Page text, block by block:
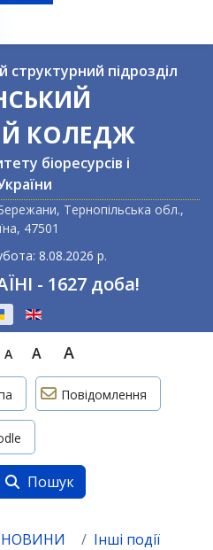
структурний підрозділ
КОЛЕДЖ
біоресурсів і
Тернопільська обл.,
47501
8.08.2026 р.
- 1627 доба!
A A A
Повідомлення
Пошук
НОВИНИ
Інші події